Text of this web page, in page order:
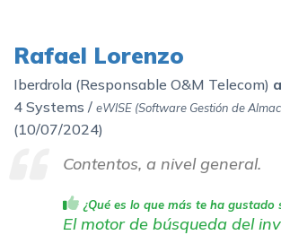
Rafael Lorenzo
Iberdrola (Responsable O&M Telecom)
4 Systems / eWISE (Software Gestión de
(10/07/2024)
Contentos, a nivel general.
¿Qué es lo que más te ha gustado
El motor de búsqueda del